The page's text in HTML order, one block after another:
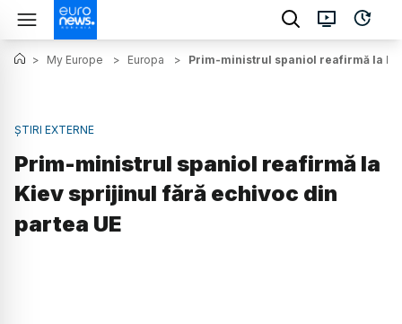
> My Europe > Europa > Prim-ministrul spaniol reafirmă la
ȘTIRI EXTERNE
Prim-ministrul spaniol reafirmă la
Kiev sprijinul fără echivoc din
partea UE